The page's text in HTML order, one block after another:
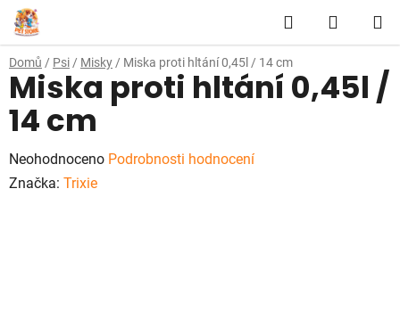
Přejít
na
obsah
Hledat
KOŠÍK
Domů / Psi / Misky / Miska proti hltání 0,45l / 14 cm
Miska proti hltání 0,45l /
14 cm
Průměrné
hodnocení
Neohodnoceno Podrobnosti hodnocení
Značka: Trixie